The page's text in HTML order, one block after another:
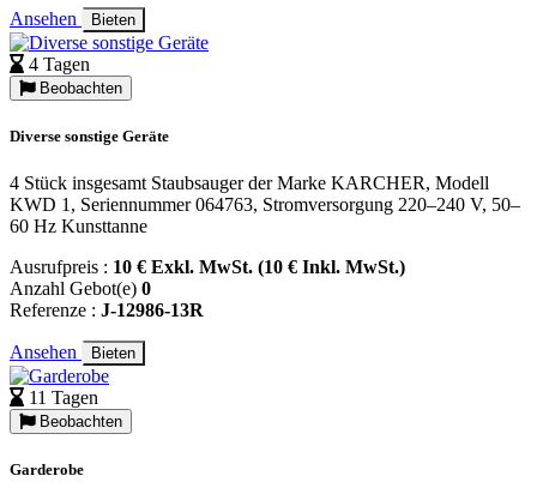
Ansehen Bieten
4 Tagen
Beobachten
Diverse sonstige Geräte
4 Stück insgesamt Staubsauger der Marke KARCHER, Modell
KWD 1, Seriennummer 064763, Stromversorgung 220–240 V, 50–
60 Hz Kunsttanne
Ausrufpreis : 10 € Exkl. MwSt. (10 € Inkl. MwSt.)
Anzahl Gebot(e) 0
Referenze : J-12986-13R
Ansehen Bieten
11 Tagen
Beobachten
Garderobe